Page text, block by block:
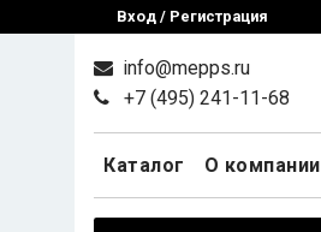
Вход / Регистрация
info@mepps.ru
+7 (495) 241-11-68
Каталог О компании